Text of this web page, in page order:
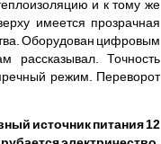
и к тому же
имеется прозрачная
Оборудован цифровым
рассказывал. Точность
режим. Переворот
источник питания 12